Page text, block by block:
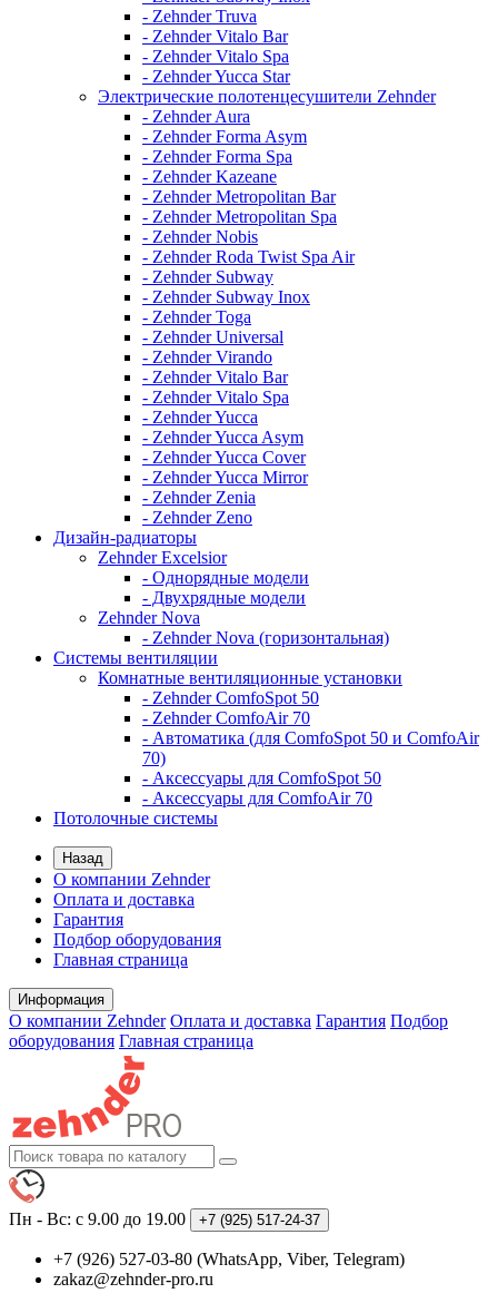
- Zehnder Truva
- Zehnder Vitalo Bar
- Zehnder Vitalo Spa
- Zehnder Yucca Star
Электрические полотенцесушители Zehnder
- Zehnder Aura
- Zehnder Forma Asym
- Zehnder Forma Spa
- Zehnder Kazeane
- Zehnder Metropolitan Bar
- Zehnder Metropolitan Spa
- Zehnder Nobis
- Zehnder Roda Twist Spa Air
- Zehnder Subway
- Zehnder Subway Inox
- Zehnder Toga
- Zehnder Universal
- Zehnder Virando
- Zehnder Vitalo Bar
- Zehnder Vitalo Spa
- Zehnder Yucca
- Zehnder Yucca Asym
- Zehnder Yucca Cover
- Zehnder Yucca Mirror
- Zehnder Zenia
- Zehnder Zeno
Дизайн-радиаторы
Zehnder Excelsior
- Однорядные модели
- Двухрядные модели
Zehnder Nova
- Zehnder Nova (горизонтальная)
Системы вентиляции
Комнатные вентиляционные установки
- Zehnder ComfoSpot 50
- Zehnder ComfoAir 70
- Автоматика (для ComfoSpot 50 и ComfoAir
70)
- Аксессуары для ComfoSpot 50
- Аксессуары для ComfoAir 70
Потолочные системы
Назад
О компании Zehnder
Оплата и доставка
Гарантия
Подбор оборудования
Главная страница
Информация
О компании Zehnder Оплата и доставка Гарантия Подбор
оборудования Главная страница
Пн - Вс: с 9.00 до 19.00 +7 (925) 517-24-37
+7 (926) 527-03-80 (WhatsApp, Viber, Telegram)
zakaz@zehnder-pro.ru